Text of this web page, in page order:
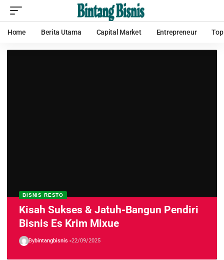
Home Berita Utama Capital Market Entrepreneur
BISNIS RESTO
Kisah Sukses & Jatuh-Bangun Pendiri
Bisnis Es Krim Mixue
Bybintangbisnis 22/09/2025